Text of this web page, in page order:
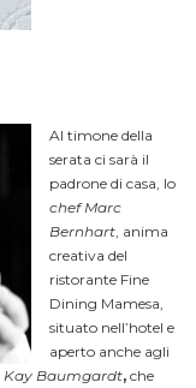
Al timone della
serata ci sarà il
padrone di casa, lo
chef Marc
Bernhart , anima
creativa del
ristorante Fine
Dining Mamesa,
situato nell’hotel e
aperto anche agli
Kay Baumgardt,che